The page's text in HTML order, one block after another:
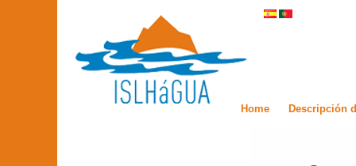
Home Descripción